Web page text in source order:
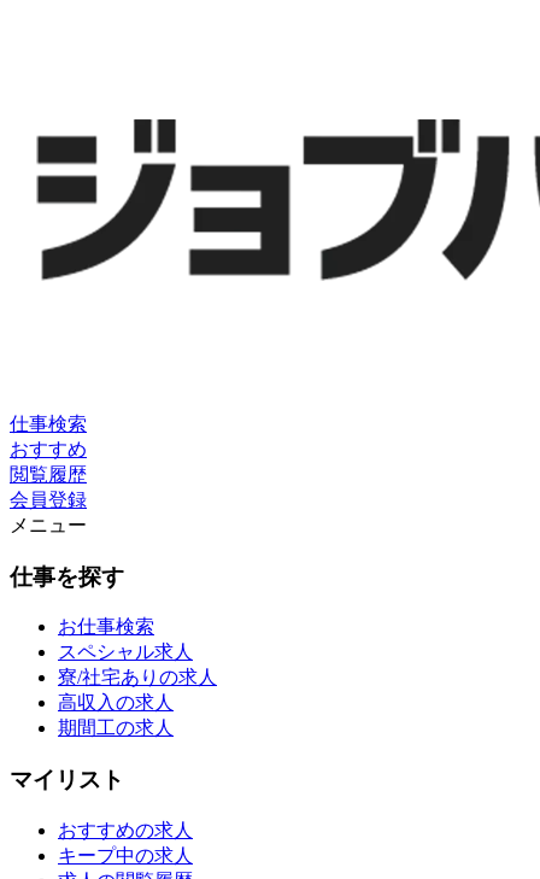
仕事検索
おすすめ
閲覧履歴
会員登録
メニュー
仕事を探す
お仕事検索
スペシャル求人
寮/社宅ありの求人
高収入の求人
期間工の求人
マイリスト
おすすめの求人
キープ中の求人